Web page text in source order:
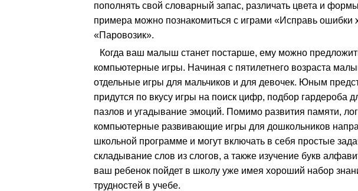
пополнять свой словарный запас, различать цвета и
примера можно познакомиться с играми «Исправь ошибки
«Паровозик».
Когда ваш малыш станет постарше, ему можно
компьютерные игры. Начиная с пятилетнего возраста
отдельные игры для мальчиков и для девочек. Юным
придутся по вкусу игры на поиск цифр, подбор гардероба
пазлов и угадывание эмоций. Помимо развития памяти,
компьютерные развивающие игры для дошкольников
школьной программе и могут включать в себя простые
складывание слов из слогов, а также изучение букв
ваш ребенок пойдет в школу уже имея хороший набор
трудностей в учебе.